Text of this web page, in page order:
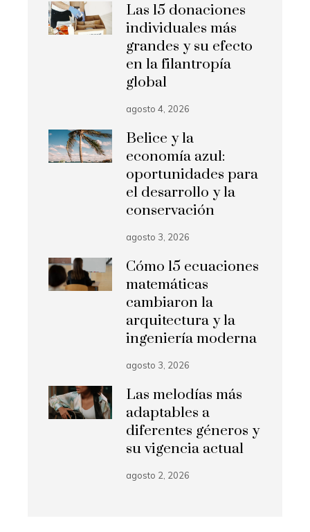
Las 15 donaciones
individuales más
grandes y su efecto
en la filantropía
global
agosto 4, 2026
Belice y la
economía azul:
oportunidades para
el desarrollo y la
conservación
agosto 3, 2026
Cómo 15 ecuaciones
matemáticas
cambiaron la
arquitectura y la
ingeniería moderna
agosto 3, 2026
Las melodías más
adaptables a
diferentes géneros y
su vigencia actual
agosto 2, 2026